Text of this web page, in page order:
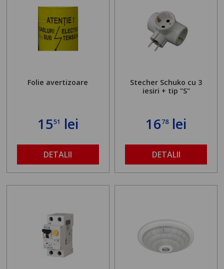
Folie avertizoare
1551 lei
DETALII
Stecher Schuko cu 3
iesiri + tip "S"
1678lei
DETALII